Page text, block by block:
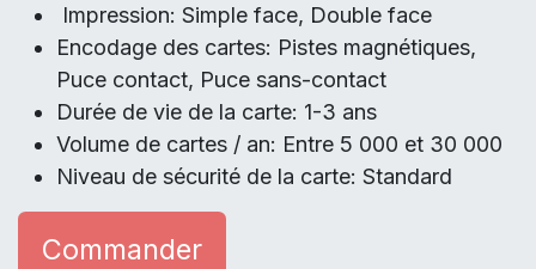
Impression: Simple face, Double face
Encodage des cartes: Pistes magnétiques,
Puce contact, Puce sans-contact
Durée de vie de la carte: 1-3 ans
Volume de cartes / an: Entre 5 000 et 30 000
Niveau de sécurité de la carte: Standard
Commander